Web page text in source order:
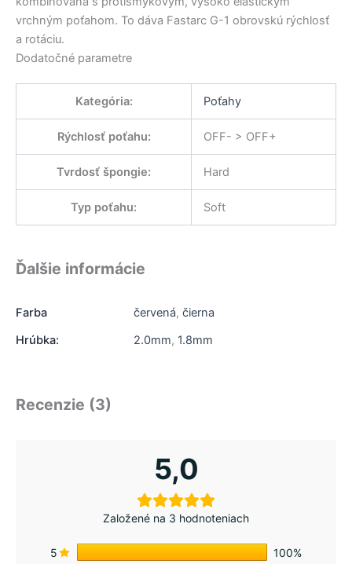
vrchným poťahom. To dáva Fastarc G-1 obrovskú rýchlosť
a rotáciu.
Dodatočné parametre
Kategória: Poťahy
Rýchlosť poťahu: OFF- > OFF+
Tvrdosť špongie: Hard
Typ poťahu: Soft
Ďalšie informácie
Farba červená, čierna
Hrúbka:
2.0mm, 1.8mm
Recenzie (3)
5,0
Založené na 3 hodnoteniach
5
100%